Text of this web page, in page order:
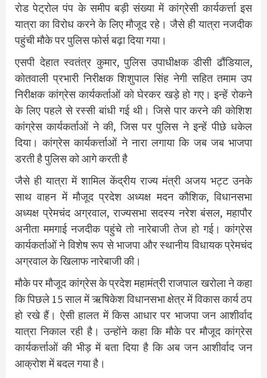
रोड पेट्रोल पंप के समीप बड़ी संख्या में कांग्रेसी कार्यकर्त्ता इस
यात्रा का विरोध करने के लिए मौजूद रहे। जैसे ही यात्रा नजदीक
पहुंची मौके पर पुलिस फोर्स बढ़ा दिया गया।
एसपी देहात स्वतंत्र कुमार, पुलिस उपाधीक्षक डीसी ढौंडियाल,
कोतवाली प्रभारी निरीक्षक शिशुपाल सिंह नेगी सहित तमाम उप
निरीक्षक कांग्रेस कार्यकर्ताओं को घेरकर खड़े हो गए। इन्हें रोकने
के लिए पहले से रस्सी बांधी गई थी। जिसे पार करने की कोशिश
कांग्रेस कार्यकर्ताओं ने की, जिस पर पुलिस ने इन्हें पीछे धकेल
दिया। कांग्रेस कार्यकर्त्ताओं ने नारा लगाया कि जब जब भाजपा
डरती है पुलिस को आगे करती है
जैसे ही यात्रा में शामिल केंद्रीय राज्य मंत्री अजय भट्ट उनके
साथ वाहन में मौजूद प्रदेश अध्यक्ष मदन कौशिक, विधानसभा
अध्यक्ष प्रेमचंद अग्रवाल, राज्यसभा सदस्य नरेश बंसल, महापौर
अनीता ममगाई नजदीक पहुंचे तो नारेबाजी तेज हो गई। कांग्रेस
कार्यकर्ताओं ने विशेष रूप से भाजपा और स्थानीय विधायक प्रेमचंद
अग्रवाल के खिलाफ नारेबाजी की।
मौके पर मौजूद कांग्रेस के प्रदेश महामंत्री राजपाल खरोला ने कहा
कि पिछले 15 साल में ऋषिकेश विधानसभा क्षेत्र में विकास कार्य ठप
हो रखे हैं। ऐसी हालत में किस आधार पर भाजपा जन आशीर्वाद
यात्रा निकाल रही है। उन्होंने कहा कि मौके पर मौजूद कांग्रेस
कार्यकर्त्ताओं की भीड़ में बता दिया है कि अब जन आशीर्वाद जन
आक्रोश में बदल गया है।